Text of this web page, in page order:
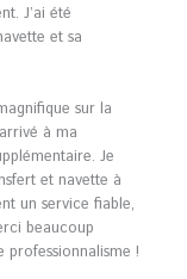
J’ai été
et sa
sur la
à ma
Je
et navette à
un service fiable,
beaucoup
!